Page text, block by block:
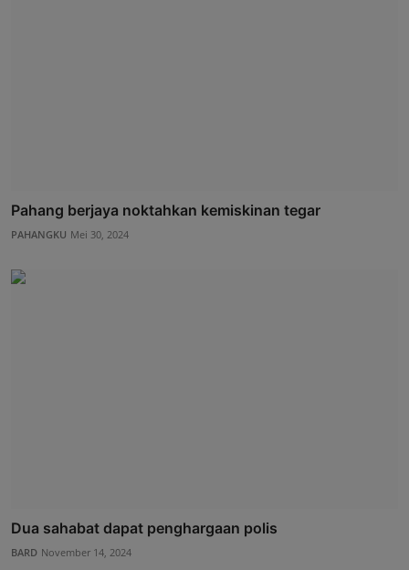
Pahang berjaya noktahkan kemiskinan tegar
PAHANGKU Mei 30, 2024
Dua sahabat dapat penghargaan polis
BARD November 14, 2024